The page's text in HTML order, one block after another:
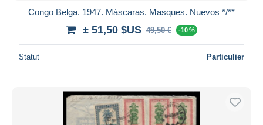
Congo Belga. 1947. Máscaras. Masques. Nuevos */**
± 51,50 $US 49,50 € -10 %
Statut Particulier